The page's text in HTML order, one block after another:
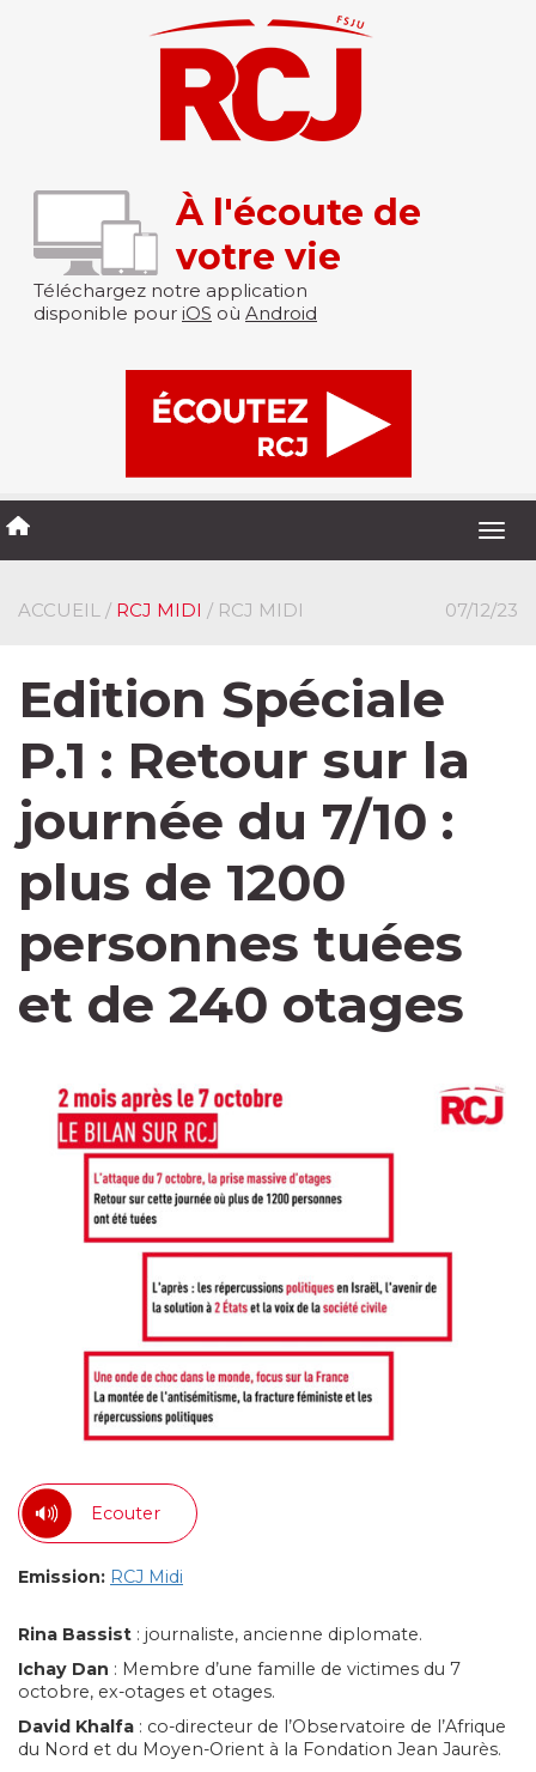
À l'écoute de
votre vie
Téléchargez notre application
disponible pour iOS où Android
ACCUEIL / RCJ MIDI / RCJ MIDI 07/12/23
Edition Spéciale
P.1 : Retour sur la
journée du 7/10 :
plus de 1200
personnes tuées
et de 240 otages
Ecouter
Emission: RCJ Midi
Rina Bassist : journaliste, ancienne diplomate.
Ichay Dan : Membre d’une famille de victimes du 7
octobre, ex-otages et otages.
David Khalfa : co-directeur de l’Observatoire de l’Afrique
du Nord et du Moyen-Orient à la Fondation Jean Jaurès.